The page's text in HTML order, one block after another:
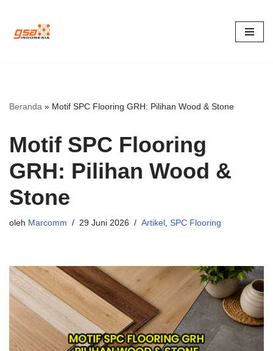
Lompat
Beranda » Motif SPC Flooring GRH: Pilihan Wood & Stone
Motif SPC Flooring
GRH: Pilihan Wood &
Stone
oleh Marcomm 29 Juni 2026 Artikel , SPC Flooring